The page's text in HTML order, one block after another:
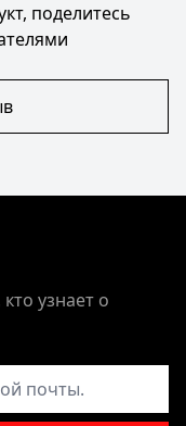
поделитесь
узнает о